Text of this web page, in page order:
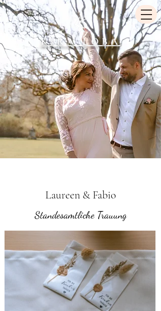
KIRA LOBA
Laureen & Fabio
Standesamtliche Trauung